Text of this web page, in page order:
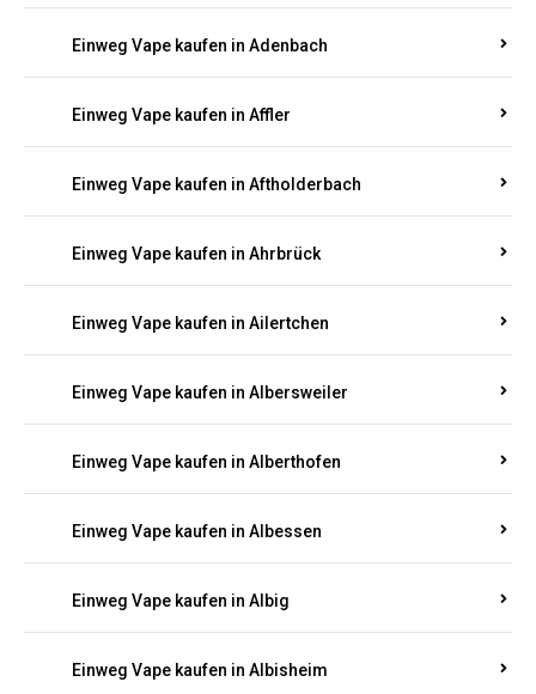
Einweg Vape kaufen in Adenbach
Einweg Vape kaufen in Affler
Einweg Vape kaufen in Aftholderbach
Einweg Vape kaufen in Ahrbrück
Einweg Vape kaufen in Ailertchen
Einweg Vape kaufen in Albersweiler
Einweg Vape kaufen in Alberthofen
Einweg Vape kaufen in Albessen
Einweg Vape kaufen in Albig
Einweg Vape kaufen in Albisheim